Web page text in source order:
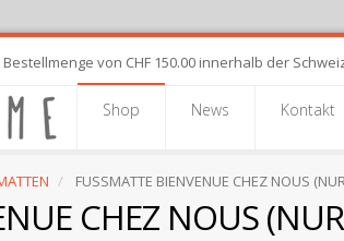
von CHF 150.00 innerhalb der
Shop News Kontakt
FUSSMATTE BIENVENUE CHEZ NOUS
CHEZ NOUS